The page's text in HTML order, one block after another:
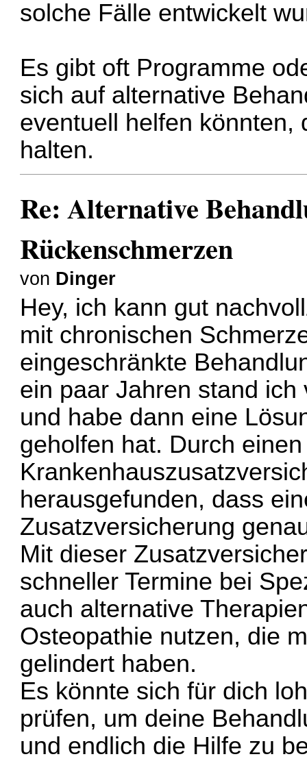
solche Fälle entwickelt
Es gibt oft Programme
sich auf alternative
eventuell helfen könnten,
halten.
Re: Alternative
Rückenschmerzen
von Dinger
Hey, ich kann gut
mit chronischen
eingeschränkte
ein paar Jahren stand
und habe dann eine
geholfen hat. Durch einen
herausgefunden, dass
Zusatzversicherung
Mit dieser
schneller Termine bei
auch alternative
Osteopathie nutzen, die
gelindert haben.
Es könnte sich für dich
prüfen, um deine
und endlich die Hilfe zu